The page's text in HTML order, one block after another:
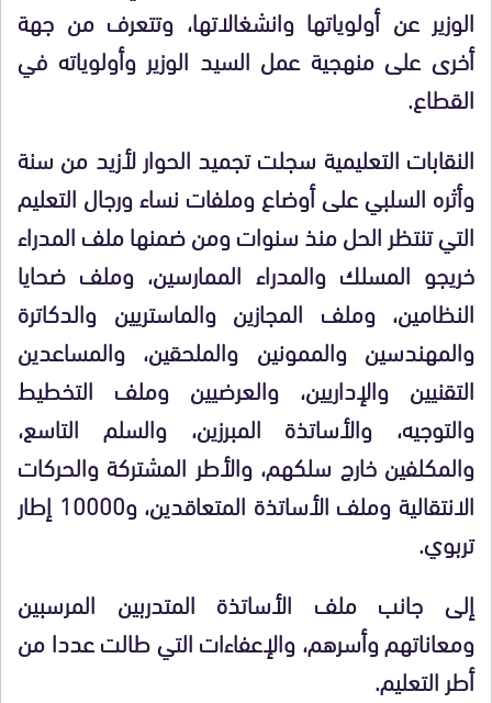
الوزير عن أولوياتها وانشغالاتها، وتتعرف من جهة
أخرى على منهجية عمل السيد الوزير وأولوياته في
القطاع.
النقابات التعليمية سجلت تجميد الحوار لأزيد من سنة
وأثره السلبي على أوضاع وملفات نساء ورجال التعليم
التي تنتظر الحل منذ سنوات ومن ضمنها ملف المدراء
خريجو المسلك والمدراء الممارسين، وملف ضحايا
النظامين، وملف المجازين والماستريين والدكاترة
والمهندسين والممونين والملحقين، والمساعدين
التقنيين والإداريين، والعرضيين وملف التخطيط
والتوجيه، والأساتذة المبرزين، والسلم التاسع،
والمكلفين خارج سلكهم، والأطر المشتركة والحركات
الانتقالية وملف الأساتذة المتعاقدين، و10000 إطار
تربوي.
إلى جانب ملف الأساتذة المتدربين المرسبين
ومعاناتهم وأسرهم، والإعفاءات التي طالت عددا من
أطر التعليم.